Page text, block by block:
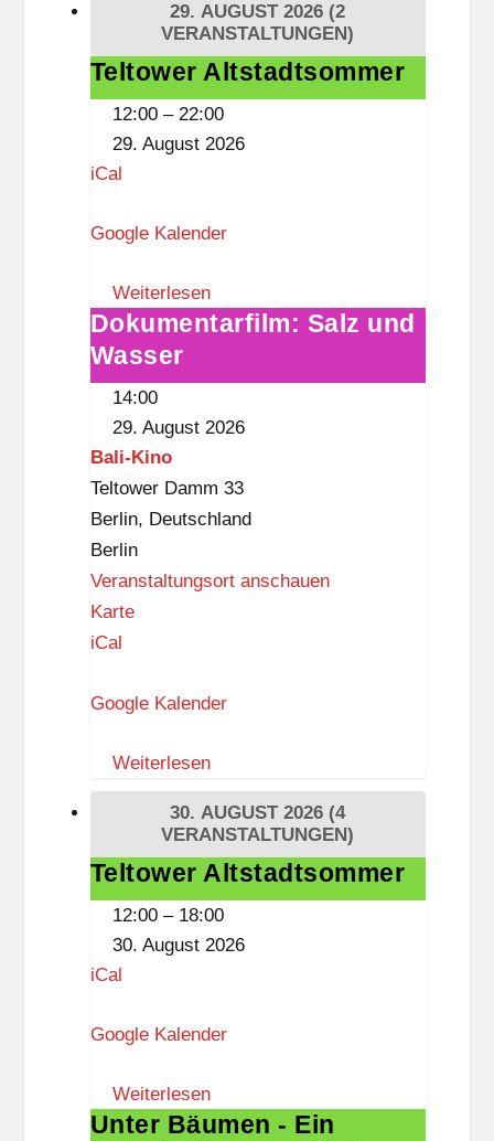
29. AUGUST 2026 (2
VERANSTALTUNGEN)
Teltower
Altstadtsommer
Teltower Altstadtsommer
12:00 – 22:00
29. August 2026
iCal
Google Kalender
Weiterlesen
Dokumentarfilm:
Salz
und
Dokumentarfilm: Salz und
Wasser
14:00
29. August 2026
Bali-Kino
Teltower Damm 33
Berlin, Deutschland
Berlin
Veranstaltungsort anschauen
KarteB
i
K
i
o
iCal
Google Kalender
Weiterlesen
30. AUGUST 2026 (4
VERANSTALTUNGEN)
Teltower
Altstadtsommer
Teltower Altstadtsommer
12:00 – 18:00
30. August 2026
iCal
Google Kalender
Weiterlesen
Unter
Unter Bäumen - Ein